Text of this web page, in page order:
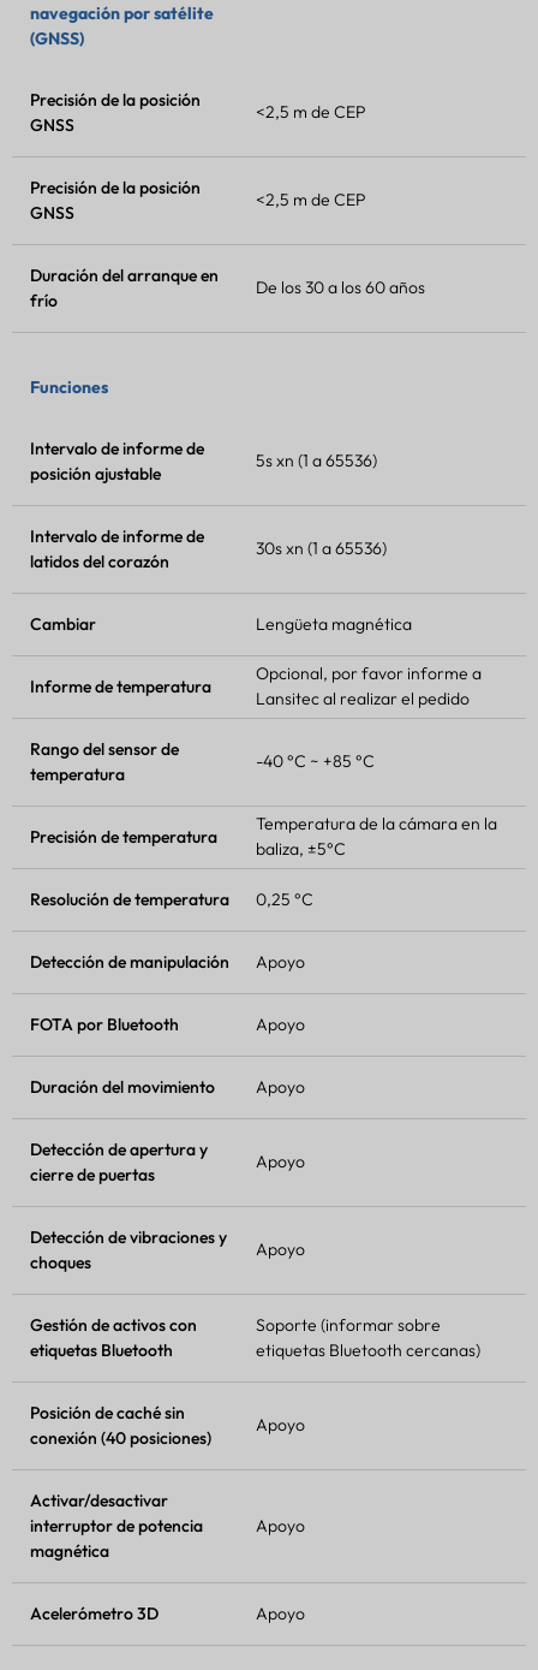
navegación por satélite
(GNSS)
Precisión de la posición
GNSS
<2,5 m de CEP
Precisión de la posición
GNSS
<2,5 m de CEP
Duración del arranque en
frío
De los 30 a los 60 años
Funciones
Intervalo de informe de
posición ajustable
5s xn (1 a 65536)
Intervalo de informe de
latidos del corazón
30s xn (1 a 65536)
Cambiar Lengüeta magnética
Informe de temperatura
Opcional, por favor informe a
Lansitec al realizar el pedido
Rango del sensor de
temperatura
-40 °C ~ +85 °C
Precisión de temperatura
Temperatura de la cámara en la
baliza, ±5°C
Resolución de temperatura 0,25 °C
Detección de manipulación Apoyo
FOTApor Bluetooth Apoyo
Duración del movimiento Apoyo
Detección de apertura y
cierre de puertas
Apoyo
Detección de vibraciones y
choques
Apoyo
Gestión de activos con
etiquetas Bluetooth
Soporte (informar sobre
etiquetas Bluetooth cercanas)
Posición de caché sin
conexión (40 posiciones)
Apoyo
Activar/desactivar
interruptor de potencia
magnética
Apoyo
Acelerómetro 3D Apoyo